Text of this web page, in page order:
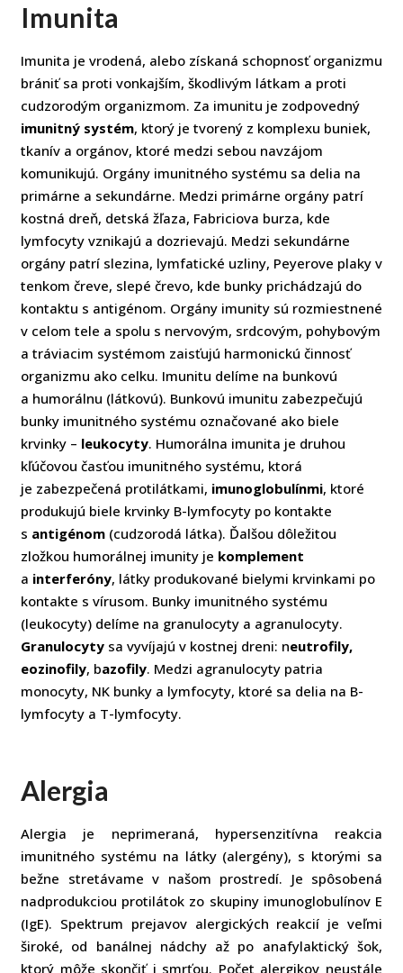
Imunita
Imunita je vrodená, alebo získaná schopnosť organizmu
brániť sa proti vonkajším, škodlivým látkam a proti
cudzorodým organizmom. Za imunitu je zodpovedný
imunitný systém, ktorý je tvorený z komplexu buniek,
tkanív a orgánov, ktoré medzi sebou navzájom
komunikujú. Orgány imunitného systému sa delia na
primárne a sekundárne. Medzi primárne orgány patrí
kostná dreň, detská žľaza, Fabriciova burza, kde
lymfocyty vznikajú a dozrievajú. Medzi sekundárne
orgány patrí slezina, lymfatické uzliny, Peyerove plaky v
tenkom čreve, slepé črevo, kde bunky prichádzajú do
kontaktu s antigénom. Orgány imunity sú rozmiestnené
v celom tele a spolu s nervovým, srdcovým, pohybovým
a tráviacim systémom zaisťujú harmonickú činnosť
organizmu ako celku. Imunitu delíme na bunkovú
a humorálnu (látkovú). Bunkovú imunitu zabezpečujú
bunky imunitného systému označované ako biele
krvinky – leukocyty. Humorálna imunita je druhou
kľúčovou časťou imunitného systému, ktorá
je zabezpečená protilátkami, imunoglobulínmi, ktoré
produkujú biele krvinky B-lymfocyty po kontakte
s antigénom (cudzorodá látka). Ďalšou dôležitou
zložkou humorálnej imunity je komplement
a interferóny, látky produkované bielymi krvinkami po
kontakte s vírusom. Bunky imunitného systému
(leukocyty) delíme na granulocyty a agranulocyty.
Granulocyty sa vyvíjajú v kostnej dreni: neutrofily,
eozinofily, bazofily. Medzi agranulocyty patria
monocyty, NK bunky a lymfocyty, ktoré sa delia na B-
lymfocyty a T-lymfocyty.
Alergia
Alergia je neprimeraná, hypersenzitívna reakcia
imunitného systému na látky (alergény), s ktorými sa
bežne stretávame v našom prostredí. Je spôsobená
nadprodukciou protilátok zo skupiny imunoglobulínov E
(IgE). Spektrum prejavov alergických reakcií je veľmi
široké, od banálnej nádchy až po anafylaktický šok,
ktorý môže skončiť i smrťou. Počet alergikov neustále